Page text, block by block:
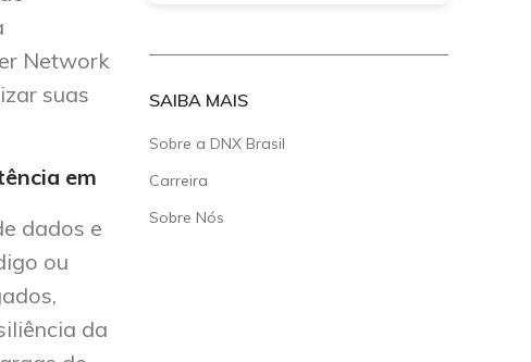
Network
suas
em
dados e
ou
da
SAIBA MAIS
Sobre a DNX Brasil
Carreira
Sobre Nós